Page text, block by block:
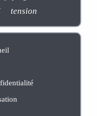
tension